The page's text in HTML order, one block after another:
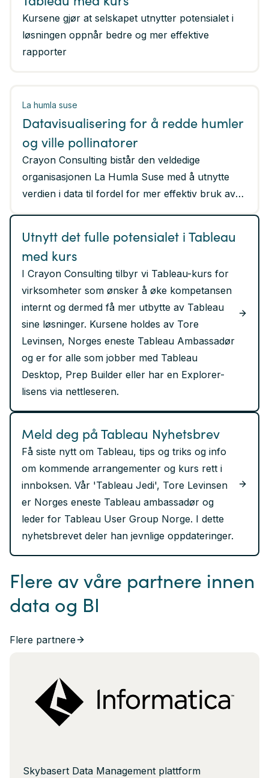
Kursene gjør at selskapet utnytter potensialet i
løsningen oppnår bedre og mer effektive
rapporter
La humla suse
Datavisualisering for å redde humler
og ville pollinatorer
Crayon Consulting bistår den veldedige
organisasjonen La Humla Suse med å utnytte
verdien i data til fordel for mer effektiv bruk av
Utnytt det fulle potensialet i Tableau
med kurs
I Crayon Consulting tilbyr vi Tableau-kurs for
virksomheter som ønsker å øke kompetansen
internt og dermed få mer utbytte av Tableau
sine løsninger. Kursene holdes av Tore
Levinsen, Norges eneste Tableau Ambassadør
og er for alle som jobber med Tableau
Desktop, Prep Builder eller har en Explorer-
lisens via nettleseren.
Meld deg på Tableau Nyhetsbrev
Få siste nytt om Tableau, tips og triks og info
om kommende arrangementer og kurs rett i
innboksen. Vår 'Tableau Jedi', Tore Levinsen
er Norges eneste Tableau ambassadør og
leder for Tableau User Group Norge. I dette
nyhetsbrevet deler han jevnlige oppdateringer.
Flere av våre partnere innen
data og BI
Flere partnere
Skybasert Data Management plattform